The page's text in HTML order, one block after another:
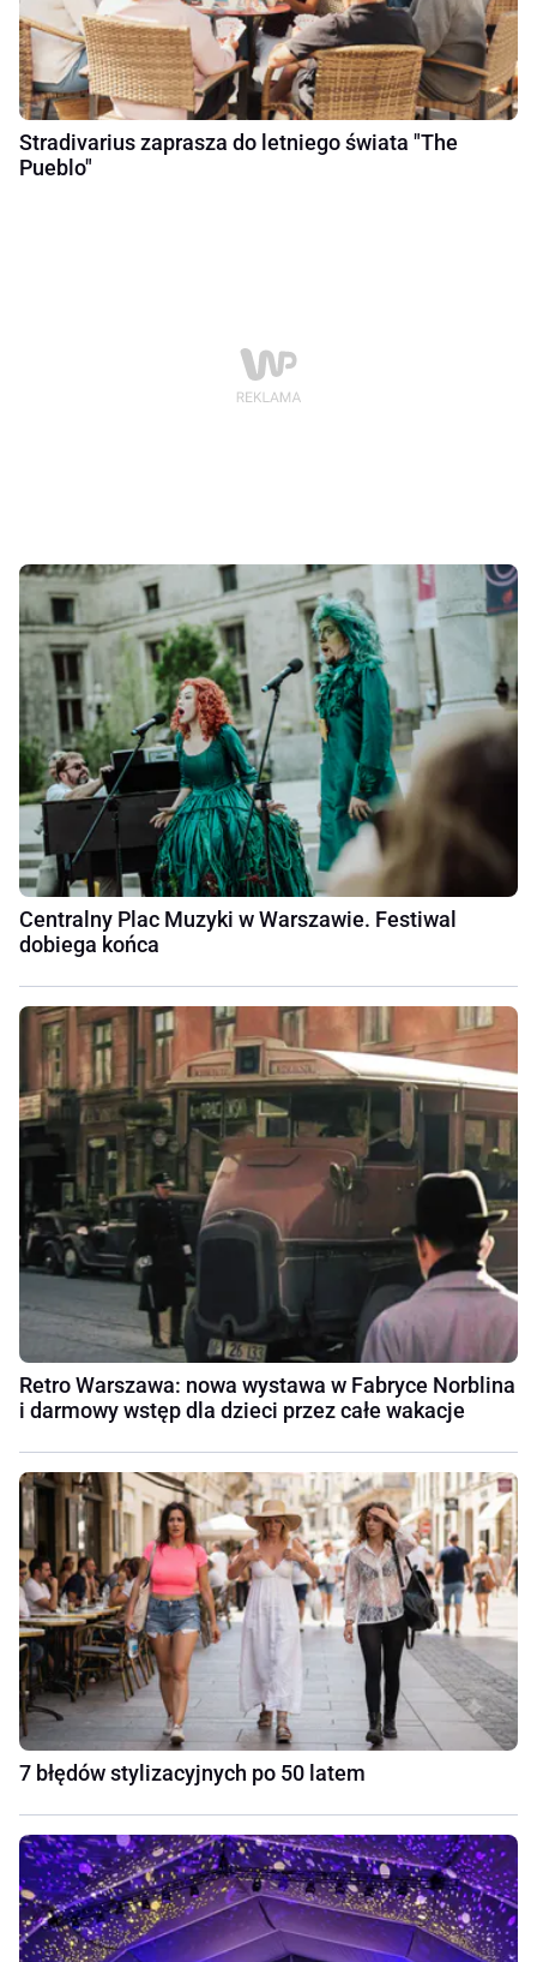
Stradivarius zaprasza do letniego świata "The
Pueblo"
Centralny Plac Muzyki w Warszawie. Festiwal
dobiega końca
Retro Warszawa: nowa wystawa w Fabryce Norblina
i darmowy wstęp dla dzieci przez całe wakacje
7 błędów stylizacyjnych po 50 latem